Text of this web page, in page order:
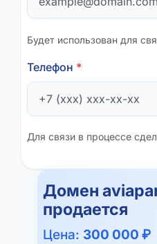
Будет использован для
Телефон *
Для связи в процессе
Домен
продается
Цена: 300 000 ₽